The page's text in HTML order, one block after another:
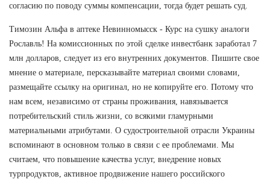
согласию по поводу суммы компенсации, тогда будет решать суд.
Tимозин Альфа в аптеке Невинномысск - Курс на сушку аналоги
Рославль! На комиссионных по этой сделке инвестбанк заработал 7
млн долларов, следует из его внутренних документов. Пишите свое
мнение о материале, персказывайте материал своими словами,
размещайте ссылку на оригинал, но не копируйте его. Потому что
нам всем, независимо от страны проживания, навязывается
потребительский стиль жизни, со всякими гламурными
материальными атрибутами. О судостроительной отрасли Украины
вспоминают в основном только в связи с ее проблемами. Мы
считаем, что повышение качества услуг, внедрение новых
турпродуктов, активное продвижение нашего российского